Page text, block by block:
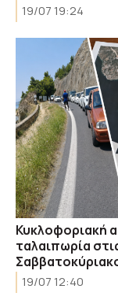
19/07 19:24
Κυκλοφοριακή
ταλαιπωρία
19/07 12:40